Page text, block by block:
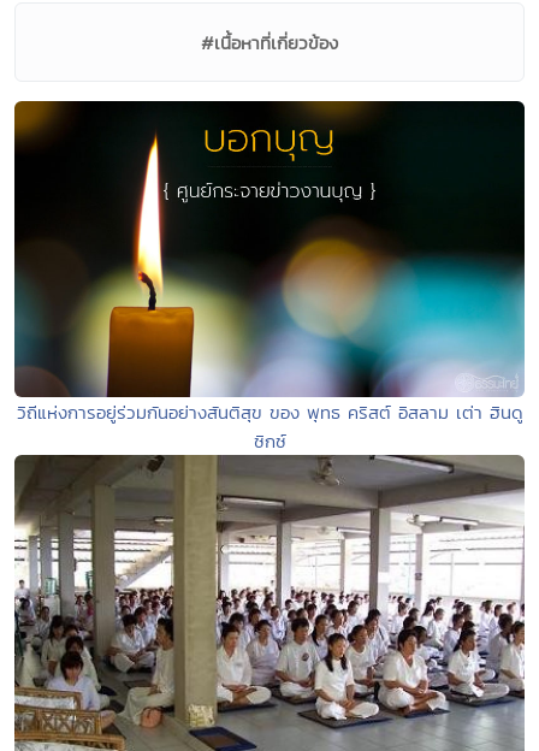
#เนื้อหาที่เกี่ยวข้อง
วิถีแห่งการอยู่ร่วมกันอย่างสันติสุข ของ พุทธ คริสต์ อิสลาม เต่า ฮินดู
ซิกซ์